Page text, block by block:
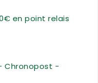
en point relais
Chronopost -